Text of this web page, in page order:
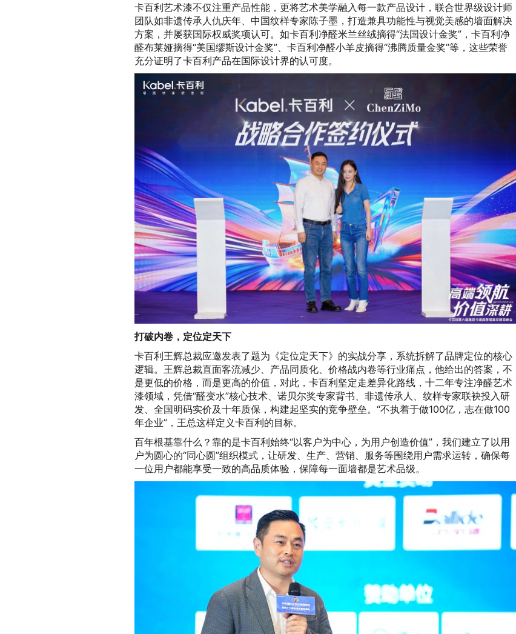
卡百利艺术漆不仅注重产品性能，更将艺术美学融入每一款产品设计，联合世界级设计师
团队如非遗传承人仇庆年、中国纹样专家陈子墨，打造兼具功能性与视觉美感的墙面解决
方案，并屡获国际权威奖项认可。如卡百利净醛米兰丝绒摘得“法国设计金奖”，卡百利净
醛布莱娅摘得“美国缪斯设计金奖”、卡百利净醛小羊皮摘得“沸腾质量金奖”等，这些荣誉
充分证明了卡百利产品在国际设计界的认可度。
打破内卷，定位定天下
卡百利王辉总裁应邀发表了题为《定位定天下》的实战分享，系统拆解了品牌定位的核心
逻辑。王辉总裁直面客流减少、产品同质化、价格战内卷等行业痛点，他给出的答案，不
是更低的价格，而是更高的价值，对此，卡百利坚定走差异化路线，十二年专注净醛艺术
漆领域，凭借“醛变水”核心技术、诺贝尔奖专家背书、非遗传承人、纹样专家联袂投入研
发、全国明码实价及十年质保，构建起坚实的竞争壁垒。“不执着于做100亿，志在做100
年企业”，王总这样定义卡百利的目标。
百年根基靠什么？靠的是卡百利始终“以客户为中心，为用户创造价值”，我们建立了以用
户为圆心的“同心圆”组织模式，让研发、生产、营销、服务等围绕用户需求运转，确保每
一位用户都能享受一致的高品质体验，保障每一面墙都是艺术品级。